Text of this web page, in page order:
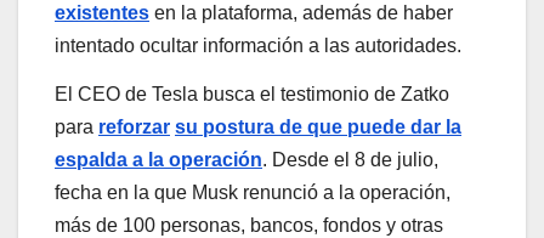
existentes en la plataforma, además de haber
intentado ocultar información a las autoridades.
El CEO de Tesla busca el testimonio de Zatko
para reforzar su postura de que puede dar la
espalda a la operación. Desde el 8 de julio,
fecha en la que Musk renunció a la operación,
más de 100 personas, bancos, fondos y otras